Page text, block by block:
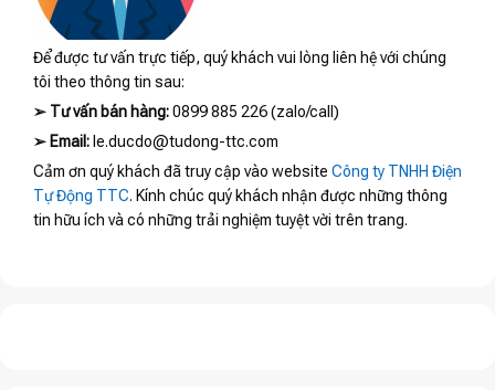
Để được tư vấn trực tiếp, quý khách vui lòng liên hệ với chúng
tôi theo thông tin sau:
➢ Tư vấn bán hàng:0899 885 226 (zalo/call)
➢ Email: le.ducdo@tudong-ttc.com
Cảm ơn quý khách đã truy cập vào website Công ty TNHH Điện
Tự Động TTC. Kính chúc quý khách nhận được những thông
tin hữu ích và có những trải nghiệm tuyệt vời trên trang.